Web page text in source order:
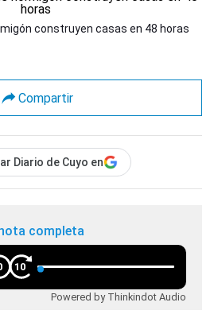
construyen casas en 48 horas
Compartir
Diario de Cuyo en
completa
10
Powered by Thinkindot Audio